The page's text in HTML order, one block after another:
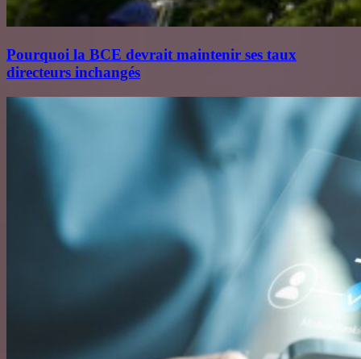
Pourquoi la BCE devrait maintenir ses taux
directeurs inchangés